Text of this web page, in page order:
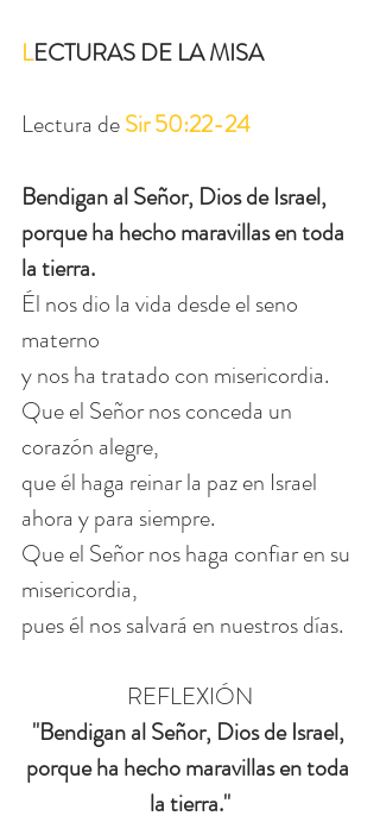
LECTURAS DE LA MISA
Lectura de Sir 50:22-24
Bendigan al Señor, Dios de Israel,
porque ha hecho maravillas en toda
la tierra.
Él nos dio la vida desde el seno
materno
y nos ha tratado con misericordia.
Que el Señor nos conceda un
corazón alegre,
que él haga reinar la paz en Israel
ahora y para siempre.
Que el Señor nos haga confiar en su
misericordia,
pues él nos salvará en nuestros días.
REFLEXIÓN
"Bendigan al Señor, Dios de Israel,
porque ha hecho maravillas en toda
la tierra."